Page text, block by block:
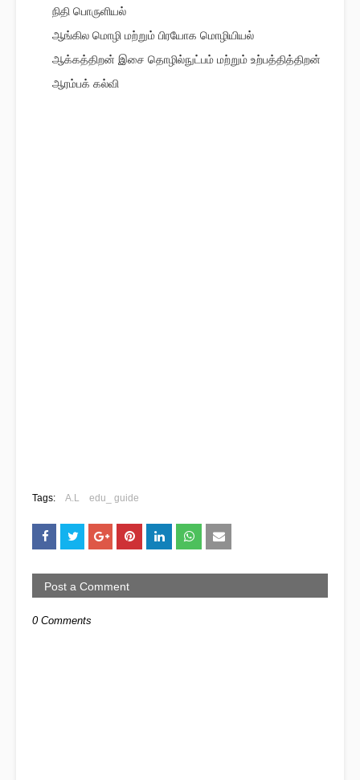
நிதி பொருளியல்
ஆங்கில மொழி மற்றும் பிரயோக மொழியியல்
ஆக்கத்திறன் இசை தொழில்நுட்பம் மற்றும் உற்பத்தித்திறன்
ஆரம்பக் கல்வி
Tags: A.L edu_ guide
Post a Comment
0 Comments